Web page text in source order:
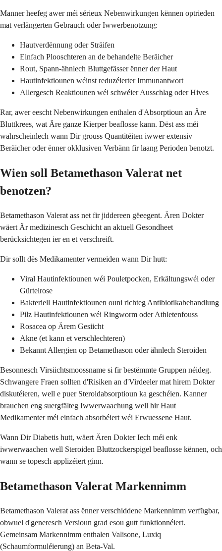
Manner heefeg awer méi sérieux Nebenwirkungen kënnen optrieden
mat verlängerten Gebrauch oder Iwwerbenotzung:
Hautverdënnung oder Sträifen
Einfach Plooschteren an de behandelte Beräicher
Rout, Spann-ähnlech Bluttgefässer ënner der Haut
Hautinfektiounen wéinst reduzéierter Immunantwort
Allergesch Reaktiounen wéi schwéier Ausschlag oder Hives
Rar, awer eescht Nebenwirkungen enthalen d'Absorptioun an Äre
Bluttkrees, wat Äre ganze Kierper beaflosse kann. Dëst ass méi
wahrscheinlech wann Dir grouss Quantitéiten iwwer extensiv
Beräicher oder ënner okklusiven Verbänn fir laang Perioden benotzt.
Wien soll Betamethason Valerat net
benotzen?
Betamethason Valerat ass net fir jiddereen gëeegent. Ären Dokter
wäert Är medizinesch Geschicht an aktuell Gesondheet
berücksichtegen ier en et verschreift.
Dir sollt dës Medikamenter vermeiden wann Dir hutt:
Viral Hautinfektiounen wéi Pouletpocken, Erkältungswéi oder
Gürtelrose
Bakteriell Hautinfektiounen ouni richteg Antibiotikabehandlung
Pilz Hautinfektiounen wéi Ringworm oder Athletenfouss
Rosacea op Ärem Gesiicht
Akne (et kann et verschlechteren)
Bekannt Allergien op Betamethason oder ähnlech Steroiden
Besonnesch Virsiichtsmoossname si fir bestëmmte Gruppen néideg.
Schwangere Fraen sollten d'Risiken an d'Virdeeler mat hirem Dokter
diskutéieren, well e puer Steroidabsorptioun ka geschéien. Kanner
brauchen eng suergfälteg Iwwerwaachung well hir Haut
Medikamenter méi einfach absorbéiert wéi Erwuessene Haut.
Wann Dir Diabetis hutt, wäert Ären Dokter Iech méi enk
iwwerwaachen well Steroiden Bluttzockerspigel beaflosse kënnen, och
wann se topesch applizéiert ginn.
Betamethason Valerat Markennimm
Betamethason Valerat ass ënner verschiddene Markennimm verfügbar,
obwuel d'generesch Versioun grad esou gutt funktionnéiert.
Gemeinsam Markennimm enthalen Valisone, Luxiq
(Schaumformuléierung) an Beta-Val.